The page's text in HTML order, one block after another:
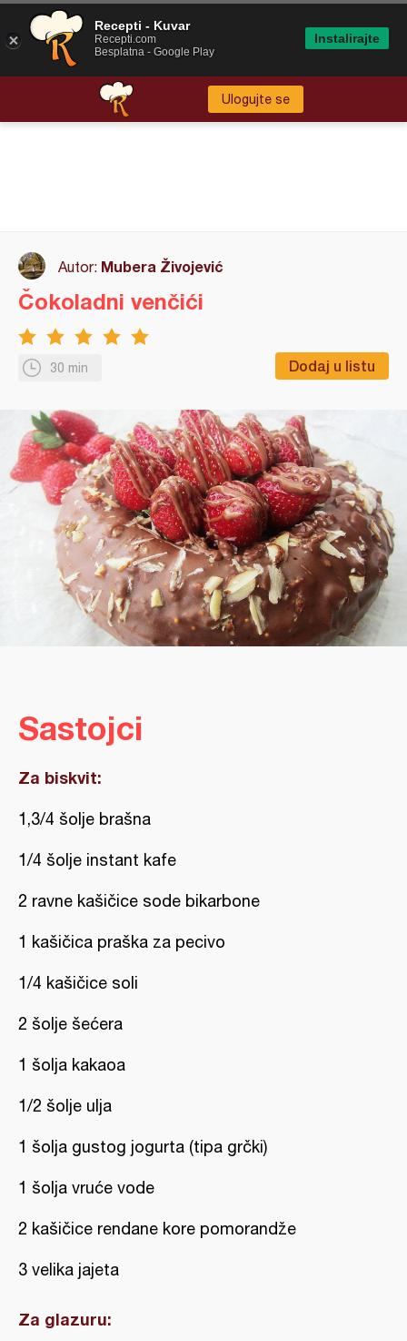
Ulogujte se
Autor: Mubera Živojević
30 min Dodaj u listu
Čokoladni venčići
Sastojci
Za biskvit:
1,3/4 šolje brašna
1/4 šolje instant kafe
2 ravne kašičice sode bikarbone
1 kašičica praška za pecivo
1/4 kašičice soli
2 šolje šećera
1 šolja kakaoa
1/2 šolje ulja
1 šolja gustog jogurta (tipa grčki)
1 šolja vruće vode
2 kašičice rendane kore pomorandže
3 velika jajeta
Za glazuru:
Recepti - Kuvar
Recepti.com
Besplatna - Google Play
Instalirajte